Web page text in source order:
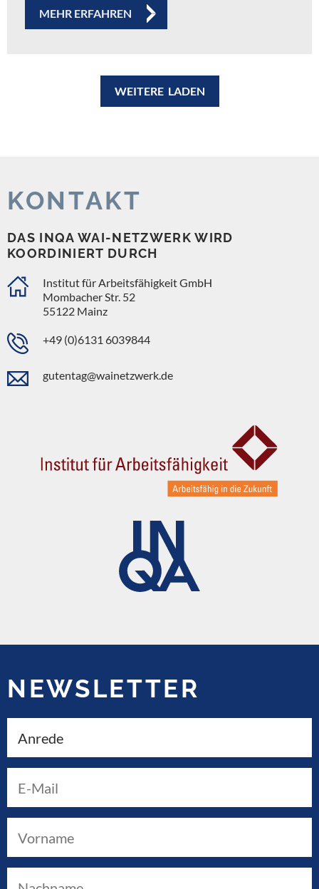
MEHR ERFAHREN
WEITERE LADEN
KONTAKT
DAS INQA WAI-NETZWERK WIRD
KOORDINIERT DURCH
Institut für Arbeitsfähigkeit GmbH
Mombacher Str. 52
55122 Mainz
+49 (0)6131 6039844
gutentag@wainetzwerk.de
NEWSLETTER